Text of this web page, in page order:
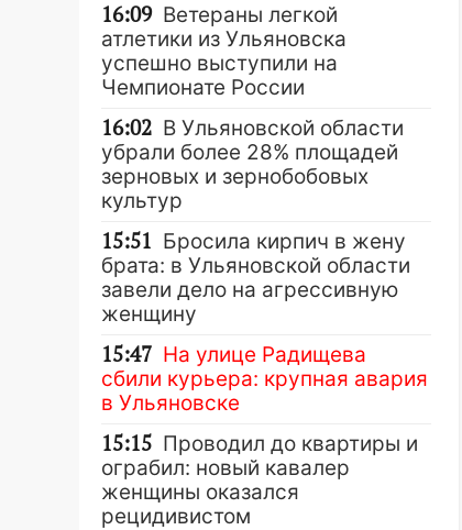
16:09 Ветераны легкой
атлетики из Ульяновска
успешно выступили на
Чемпионате России
16:02 В Ульяновской области
убрали более 28% площадей
зерновых и зернобобовых
культур
15:51 Бросила кирпич в жену
брата: в Ульяновской области
завели дело на агрессивную
женщину
15:47 На улице Радищева
сбили курьера: крупная авария
в Ульяновске
15:15 Проводил до квартиры и
ограбил: новый кавалер
женщины оказался
рецидивистом